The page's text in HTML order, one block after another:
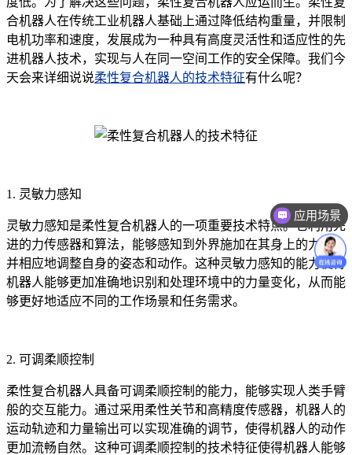
合机器人在传统工业机器人基础上通过降低结构重量，并限制
电机功率和速度，发展成为一种具有高度灵活性和适应性的先
进机器人技术，实现与人在同一空间工作的安全保障。我们今
天会来详细说说柔性复合机器人的技术特征有什么呢？
1. 灵敏力感知
灵敏力感知是柔性复合机器人的一项重要技术特点。它利用先
进的力传感器和算法，能够感知到外界施加在其身上的力量，
并相应地调整自身的姿态和动作。这种灵敏力感知的能力使得
机器人能够更加准确地识别和处理环境中的力量变化，从而能
够更好地适应不同的工作场景和任务需求。
2. 可调柔顺控制
柔性复合机器人具备可调柔顺控制的能力，能够实现人类手臂
般的交互能力。通过采用柔性关节和高精度传感器，机器人的
运动轨迹和力量输出可以实现准确的调节，使得机器人的动作
更加流畅自然。这种可调柔顺控制的技术特征使得机器人能够
应用场景